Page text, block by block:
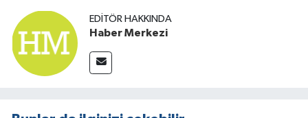
EDITÖR HAKKINDA
Haber Merkezi